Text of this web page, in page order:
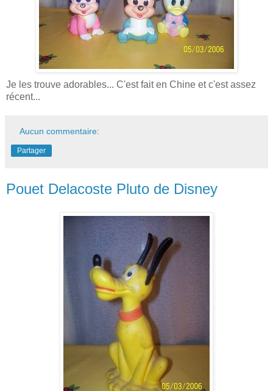
Je les trouve adorables... C'est fait en Chine et c'est assez
récent...
Aucun commentaire:
Partager
Pouet Delacoste Pluto de Disney